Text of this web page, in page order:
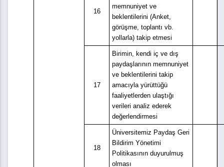
16
memnuniyet ve
beklentilerini (Anket,
görüşme, toplantı vb.
yollarla) takip etmesi
17
Birimin, kendi iç ve dış
paydaşlarının memnuniyet
ve beklentilerini takip
amacıyla yürüttüğü
faaliyetlerden ulaştığı
verileri analiz ederek
değerlendirmesi
18
Üniversitemiz Paydaş Geri
Bildirim Yönetimi
Politikasının duyurulmuş
olması